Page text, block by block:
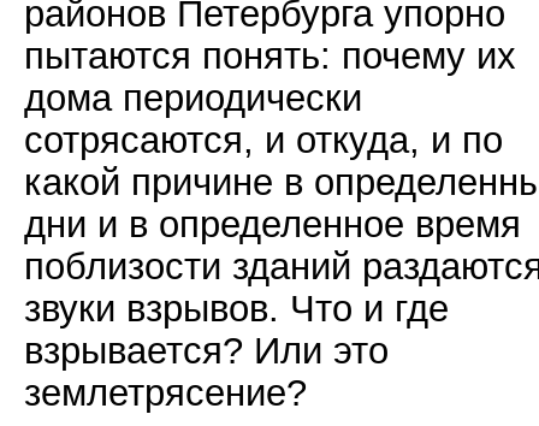
районов Петербурга упорно
пытаются понять: почему их
дома периодически
сотрясаются, и откуда, и по
какой причине в
дни и в определенное время
поблизости зданий
звуки взрывов. Что и где
взрывается? Или это
землетрясение?